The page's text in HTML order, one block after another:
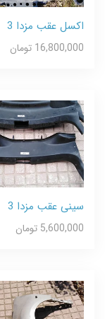
اکسل عقب مزدا 3
16,800,000 تومان
سینی عقب مزدا 3
5,600,000 تومان